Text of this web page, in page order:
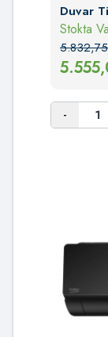
Duvar
Stokta
5.832,75
-